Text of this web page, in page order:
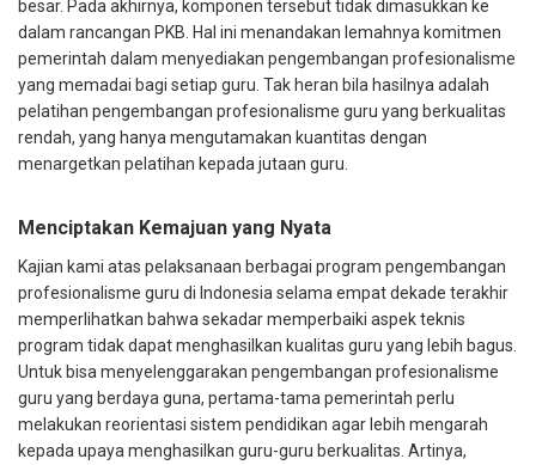
besar. Pada akhirnya, komponen tersebut tidak dimasukkan ke
dalam rancangan PKB. Hal ini menandakan lemahnya komitmen
pemerintah dalam menyediakan pengembangan profesionalisme
yang memadai bagi setiap guru. Tak heran bila hasilnya adalah
pelatihan pengembangan profesionalisme guru yang berkualitas
rendah, yang hanya mengutamakan kuantitas dengan
menargetkan pelatihan kepada jutaan guru.
Menciptakan Kemajuan yang Nyata
Kajian kami atas pelaksanaan berbagai program pengembangan
profesionalisme guru di Indonesia selama empat dekade terakhir
memperlihatkan bahwa sekadar memperbaiki aspek teknis
program tidak dapat menghasilkan kualitas guru yang lebih bagus.
Untuk bisa menyelenggarakan pengembangan profesionalisme
guru yang berdaya guna, pertama-tama pemerintah perlu
melakukan reorientasi sistem pendidikan agar lebih mengarah
kepada upaya menghasilkan guru-guru berkualitas. Artinya,